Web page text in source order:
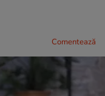
Comentează